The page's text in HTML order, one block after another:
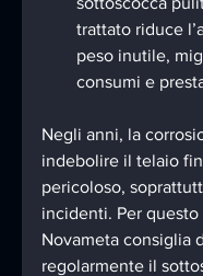
trattato riduce
peso inutile,
consumi e
Negli anni, la
indebolire il telaio
pericoloso,
incidenti. Per questo
Novameta consiglia
regolarmente il